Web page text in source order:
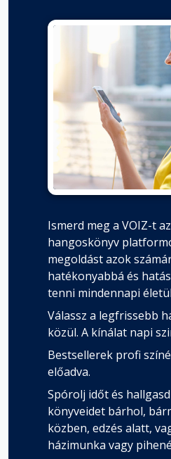
44. fejezet
45. fejezet
Fejezet hossza: 00:03:01
46. fejezet
Fejezet hossza: 00:04:00
47. fejezet
Fejezet hossza: 00:10:18
48. fejezet
Fejezet hossza: 00:03:14
Fejezet hossza: 00:05:05
50. fejezet
Fejezet hossza: 00:14:38
Ismerd meg a VOIZ-t
hangoskönyv
megoldást azok
hatékonyabbá és
tenni mindennapi
Válassz a legfrissebb
közül. A kínálat napi
Bestsellerek profi
előadva.
Spórolj időt és
könyveidet bárhol,
közben, edzés alatt,
házimunka vagy